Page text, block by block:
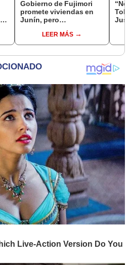
Gobierno de Fujimori
promete viviendas en
Junín, pero
se quejan por la lentitud
LEER MÁS
“No